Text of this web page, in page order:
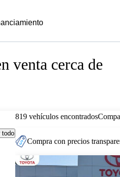
venta cerca de
todo
819 vehículos encontrados
Compra con precios